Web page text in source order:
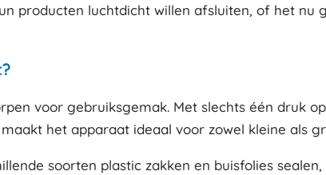
producten luchtdicht willen afsluiten, of het nu
voor gebruiksgemak. Met slechts één druk
het apparaat ideaal voor zowel kleine als
soorten plastic zakken en buisfolies